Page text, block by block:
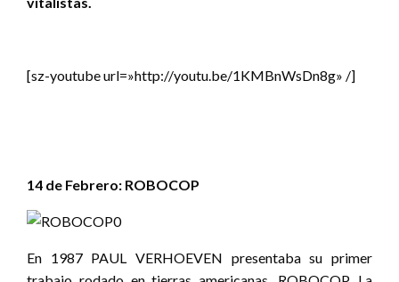
[sz-youtube url=»http://youtu.be/1KMBnWsDn8g» /]
14 de Febrero: ROBOCOP
En 1987 PAUL VERHOEVEN presentaba su primer